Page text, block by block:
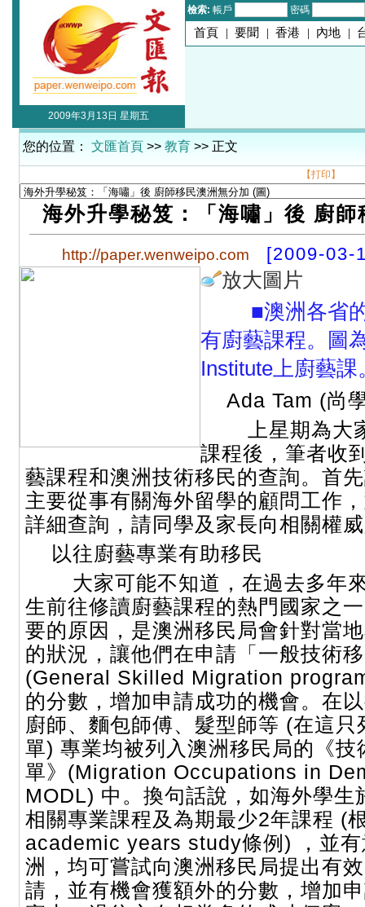
檢索: 帳戶 密碼
首頁 | 要聞 | 香港 | 內地 |
2009年3月13日 星期五
您的位置： 文匯首頁 >> 教育 >> 正文
【打印】
海外升學秘笈：「海嘯」後 廚師
http://paper.wenweipo.com [2009-03-
放大圖片
■澳洲各省
有廚藝課程。圖
Institute上廚藝課
Ada Tam (尚
上星期為大
課程後，筆者收
藝課程和澳洲技術移民的查詢。首
主要從事有關海外留學的顧問工作
詳細查詢，請同學及家長向相關權
以往廚藝專業有助移民
大家可能不知道，在過去多年
生前往修讀廚藝課程的熱門國家之
要的原因，是澳洲移民局會針對當
的狀況，讓他們在申請「一般技術
(General Skilled Migration
的分數，增加申請成功的機會。在
廚師、麵包師傅、髮型師等 (在這
單) 專業均被列入澳洲移民局的《技
單》(Migration Occupations in
MODL) 中。換句話說，如海外學生
相關專業課程及為期最少2年課程 (
academic years study條例) ，並
洲，均可嘗試向澳洲移民局提出有
請，並有機會獲額外的分數，增加